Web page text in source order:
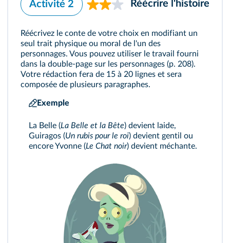
Activité 2 Réécrire l'histoire
Réécrivez le conte de votre choix en modifiant un
seul trait physique ou moral de l'un des
personnages. Vous pouvez utiliser le travail fourni
dans la double-page sur les personnages (p. 208).
Votre rédaction fera de 15 à 20 lignes et sera
composée de plusieurs paragraphes.
Exemple
La Belle (La Belle et la Bête) devient laide,
Guiragos (Un rubis pour le roi) devient gentil ou
encore Yvonne (Le Chat noir) devient méchante.